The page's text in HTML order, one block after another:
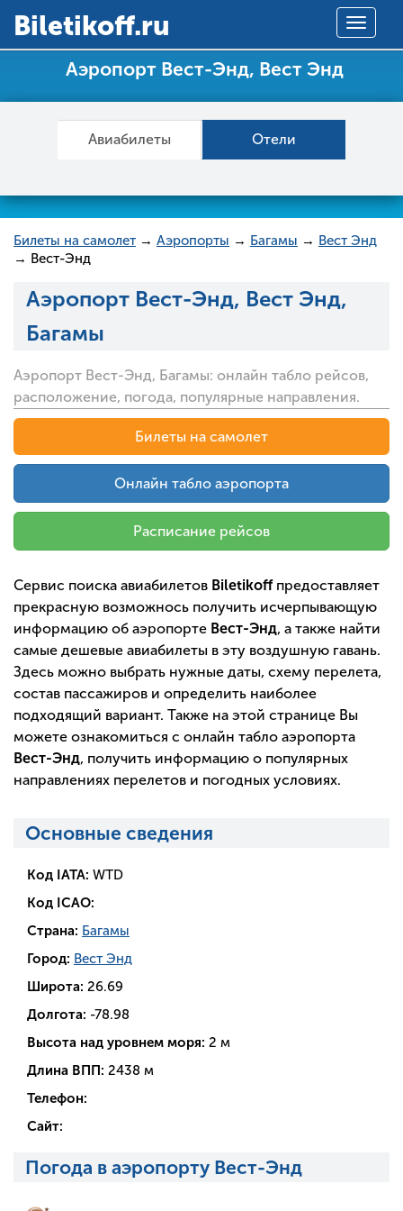
Toggle
Вiletikoff.ru
Аэропорт Вест-Энд, Вест Энд
Авиабилеты Отели
Билеты на самолет → Аэропорты → Багамы → Вест Энд
→ Вест-Энд
Аэропорт Вест-Энд, Вест Энд,
Багамы
Аэропорт Вест-Энд, Багамы: онлайн табло рейсов,
расположение, погода, популярные направления.
Билеты на самолет
Онлайн табло аэропорта
Расписание рейсов
Сервис поиска авиабилетов Biletikoffпредоставляет
прекрасную возможнось получить исчерпывающую
информацию об аэропорте Вест-Энд, а также найти
самые дешевые авиабилеты в эту воздушную гавань.
Здесь можно выбрать нужные даты, схему перелета,
состав пассажиров и определить наиболее
подходящий вариант. Также на этой странице Вы
можете ознакомиться с онлайн табло аэропорта
Вест-Энд, получить информацию о популярных
направлениях перелетов и погодных условиях.
Основные сведения
Код IATA: WTD
Код ICAO:
Страна: Багамы
Город: Вест Энд
Широта: 26.69
Долгота: -78.98
Высота над уровнем моря: 2 м
Длина ВПП: 2438 м
Телефон:
Сайт:
Погода в аэропорту Вест-Энд